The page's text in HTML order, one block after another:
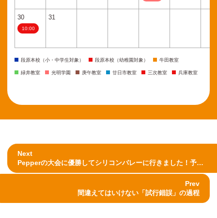
30
10:00
31
段原本校（小・中学生対象） 段原本校（幼稚園対象） 牛田教室
緑井教室 光明学園 庚午教室 廿日市教室 三次教室 兵庫教室
Next
Pepperの大会に優勝してシリコンバレーに行きました！予祝をして夢を叶えます♪
Prev
間違えてはいけない「試行錯誤」の過程